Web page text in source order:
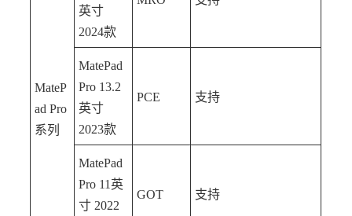
MateP
ad Pro
系列
英寸
2024款
MatePad
Pro 13.2
英寸
2023款
PCE 支持
MatePad
Pro 11英
寸 2022
GOT 支持